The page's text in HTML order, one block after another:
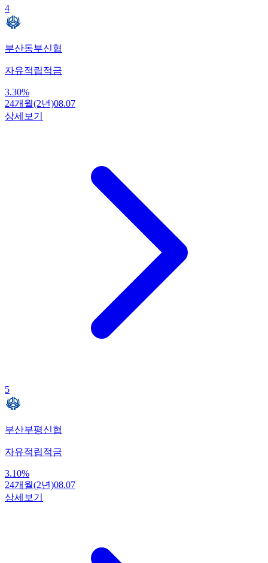
4
부산동부신협
자유적립적금
3.30%
24개월(2년)08.07
상세보기
5
부산부평신협
자유적립적금
3.10%
24개월(2년)08.07
상세보기